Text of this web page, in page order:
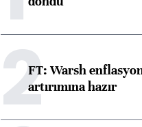
2FT: Warsh
artırımına hazır